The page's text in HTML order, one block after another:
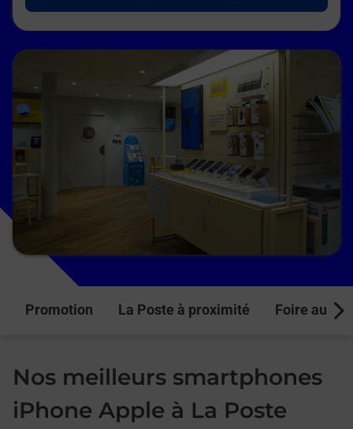
Promotion La Poste à proximité Foire aux
Nos meilleurs smartphones
iPhone Apple à La Poste